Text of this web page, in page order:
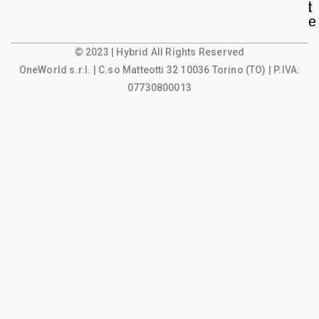
l
e
t
© 2023 | Hybrid All Rights Reserved
OneWorld s.r.l.
| C.so Matteotti 32 10036 Torino (TO) | P.IVA:
07730800013